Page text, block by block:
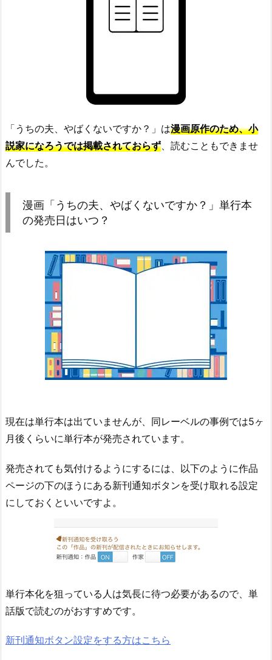
「うちの夫、やばくないですか？」は漫画原作のため、小
説家になろうでは掲載されておらず、読むこともできませ
んでした。
漫画「うちの夫、やばくないですか？」単行本
の発売日はいつ？
現在は単行本は出ていませんが、同レーベルの事例では5ヶ
月後くらいに単行本が発売されています。
発売されても気付けるようにするには、以下のように作品
ページの下のほうにある新刊通知ボタンを受け取れる設定
にしておくといいですよ。
単行本化を狙っている人は気長に待つ必要があるので、単
話版で読むのがおすすめです。
新刊通知ボタン設定をする方はこちら